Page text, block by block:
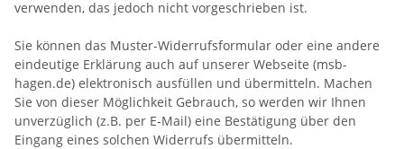
verwenden, das jedoch nicht vorgeschrieben ist.
Sie können das Muster-Widerrufsformular oder eine andere
eindeutige Erklärung auch auf unserer Webseite (msb-
hagen.de) elektronisch ausfüllen und übermitteln. Machen
Sie von dieser Möglichkeit Gebrauch, so werden wir Ihnen
unverzüglich (z.B. per E-Mail) eine Bestätigung über den
Eingang eines solchen Widerrufs übermitteln.